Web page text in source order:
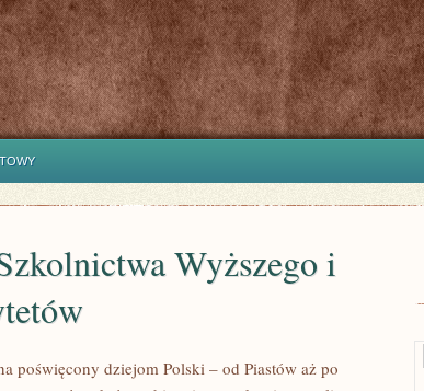
Wyższego i
poświęcony dziejom Polski – od Piastów aż po